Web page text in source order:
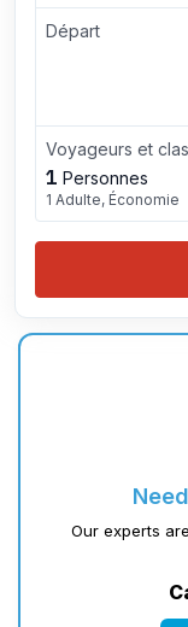
Départ
Voyageurs et
1 Personnes
1 Adulte, Économie
Our experts